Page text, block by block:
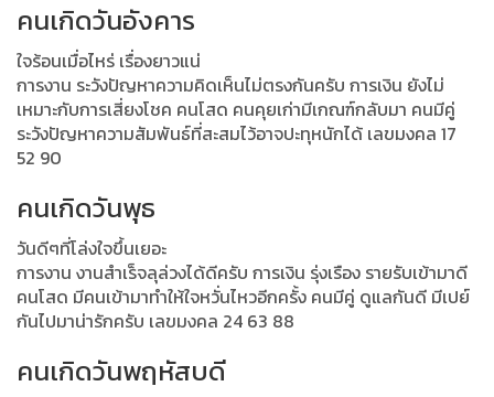
คนเกิดวันอังคาร
ใจร้อนเมื่อไหร่ เรื่องยาวแน่
การงาน ระวังปัญหาความคิดเห็นไม่ตรงกันครับ การเงิน ยังไม่
เหมาะกับการเสี่ยงโชค คนโสด คนคุยเก่ามีเกณฑ์กลับมา คนมีคู่
ระวังปัญหาความสัมพันธ์ที่สะสมไว้อาจปะทุหนักได้ เลขมงคล 17
52 90
คนเกิดวันพุธ
วันดีๆที่โล่งใจขึ้นเยอะ
การงาน งานสำเร็จลุล่วงได้ดีครับ การเงิน รุ่งเรือง รายรับเข้ามาดี
คนโสด มีคนเข้ามาทำให้ใจหวั่นไหวอีกครั้ง คนมีคู่ ดูแลกันดี มีเปย์
กันไปมาน่ารักครับ เลขมงคล 24 63 88
คนเกิดวันพฤหัสบดี